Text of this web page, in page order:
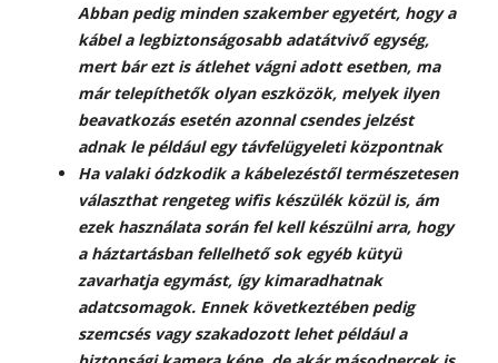
Abban pedig minden szakember egyetért, hogy a
kábel a legbiztonságosabb adatátvivő egység,
mert bár ezt is átlehet vágni adott esetben, ma
már telepíthetők olyan eszközök, melyek ilyen
beavatkozás esetén azonnal csendes jelzést
adnak le például egy távfelügyeleti központnak
Ha valaki ódzkodik a kábelezéstől természetesen
választhat rengeteg wifis készülék közül is, ám
ezek használata során fel kell készülni arra, hogy
a háztartásban fellelhető sok egyéb kütyü
zavarhatja egymást, így kimaradhatnak
adatcsomagok. Ennek következtében pedig
szemcsés vagy szakadozott lehet például a